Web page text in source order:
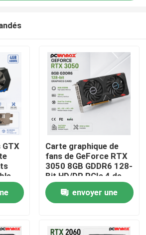
GTX
Carte graphique de
fans de GeForce RTX
3050 8GB GDDR6 128-
Bit HD/DP PCIe 4 de
jeu de PCWINMAX
double pour le jeu de
PC
envoyer une